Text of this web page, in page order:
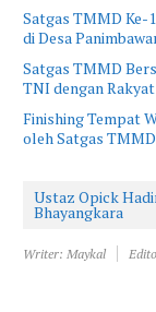
Satgas TMMD Ke-
di Desa
Satgas TMMD
TNI dengan Rakyat
Finishing Tempat
oleh Satgas TMMD
Ustaz Opick
Bhayangkara
Writer: Maykal